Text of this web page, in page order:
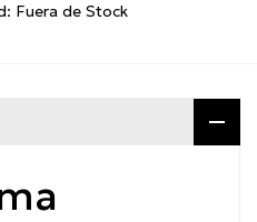
Fuera de Stock